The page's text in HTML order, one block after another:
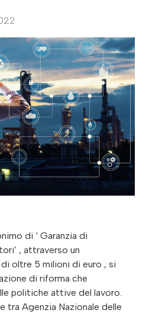
di ‘ Garanzia di
, attraverso un
oltre 5 milioni di euro , si
di riforma che
politiche attive del lavoro.
tra Agenzia Nazionale delle